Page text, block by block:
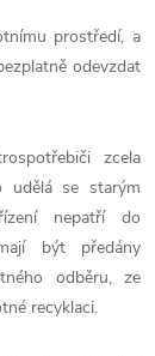
prostředí, a
odevzdat
zcela
se starým
nepatří do
být předány
odběru, ze
recyklaci.